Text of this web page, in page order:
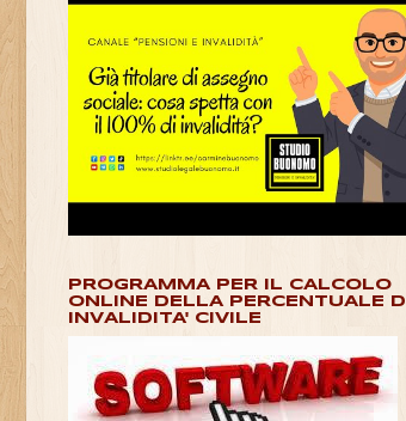
PROGRAMMA PER IL CALCOLO
ONLINE DELLA PERCENTUALE DI
INVALIDITA' CIVILE